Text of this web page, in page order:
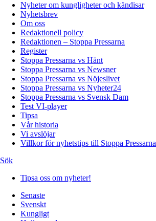
Nyheter om kungligheter och kändisar
Nyhetsbrev
Om oss
Redaktionell policy
Redaktionen – Stoppa Pressarna
Register
Stoppa Pressarna vs Hänt
Stoppa Pressarna vs Newsner
Stoppa Pressarna vs Nöjeslivet
Stoppa Pressarna vs Nyheter24
Stoppa Pressarna vs Svensk Dam
Test VI-player
Tipsa
Vår historia
Vi avslöjar
Villkor för nyhetstips till Stoppa Pressarna
Sök
Tipsa oss om nyheter!
Senaste
Svenskt
Kungligt